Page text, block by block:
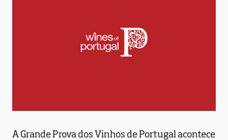
A Grande Prova dos Vinhos de Portugal acontece